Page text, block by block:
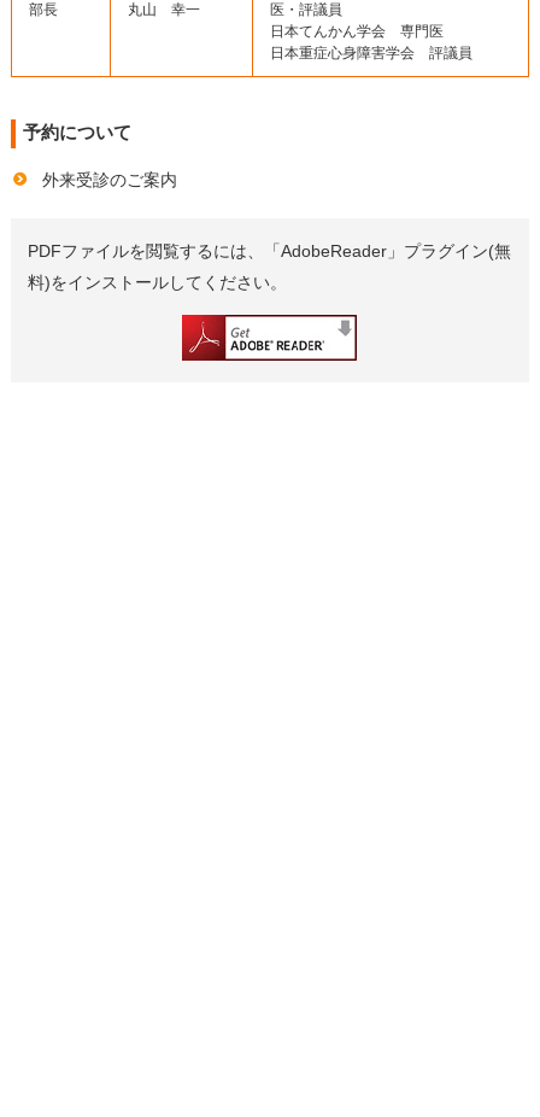
部長 丸山 幸一
医・評議員
日本てんかん学会 専門医
日本重症心身障害学会 評議員
予約について
外来受診のご案内
PDFファイルを閲覧するには、「AdobeReader」プラグイン(無
料)をインストールしてください。